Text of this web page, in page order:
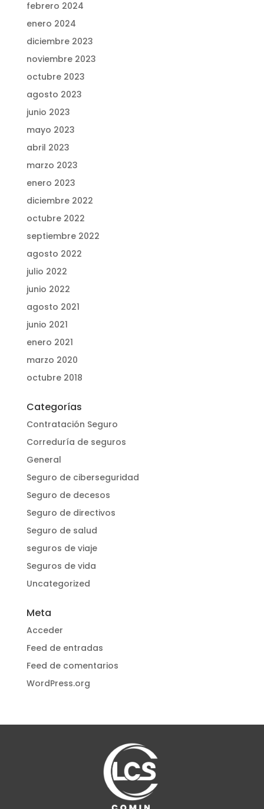
febrero 2024
enero 2024
diciembre 2023
noviembre 2023
octubre 2023
agosto 2023
junio 2023
mayo 2023
abril 2023
marzo 2023
enero 2023
diciembre 2022
octubre 2022
septiembre 2022
agosto 2022
julio 2022
junio 2022
agosto 2021
junio 2021
enero 2021
marzo 2020
octubre 2018
Categorías
Contratación Seguro
Correduría de seguros
General
Seguro de ciberseguridad
Seguro de decesos
Seguro de directivos
Seguro de salud
seguros de viaje
Seguros de vida
Uncategorized
Meta
Acceder
Feed de entradas
Feed de comentarios
WordPress.org